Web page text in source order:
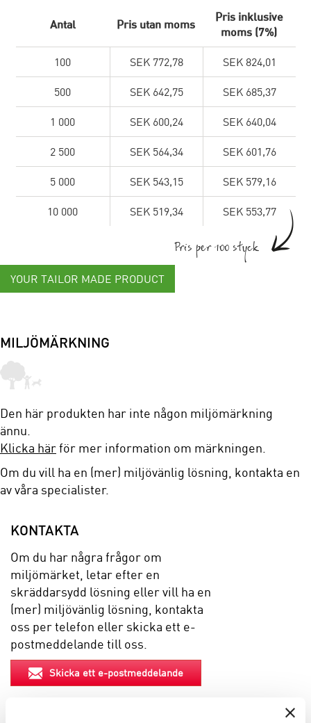
Antal Pris utan moms
Pris inklusive
moms (7%)
100 SEK 772,78 SEK 824,01
500 SEK 642,75 SEK 685,37
1 000 SEK 600,24 SEK 640,04
2 500 SEK 564,34 SEK 601,76
5 000 SEK 543,15 SEK 579,16
10 000 SEK 519,34 SEK 553,77
Pris per 100 styck
YOUR TAILOR MADE PRODUCT
MILJÖMÄRKNING
Den här produkten har inte någon miljömärkning
ännu.
Klicka härför mer information om märkningen.
Om du vill ha en (mer) miljövänlig lösning, kontakta en
av våra specialister.
KONTAKTA
Om du har några frågor om
miljömärket, letar efter en
skräddarsydd lösning eller vill ha en
(mer) miljövänlig lösning, kontakta
oss per telefon eller skicka ett e-
postmeddelande till oss.
Skicka ett e-postmeddelande